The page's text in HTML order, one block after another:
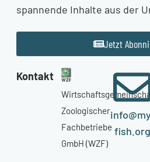
spannende Inhalte aus der
Jetzt
Kontakt
Zoologischer
Fachbetriebe
GmbH (WZF)
fish.org